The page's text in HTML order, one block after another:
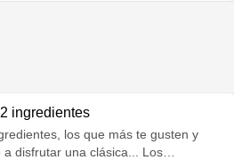
ingredientes
los que más te gusten y
a disfrutar una clásica... Los